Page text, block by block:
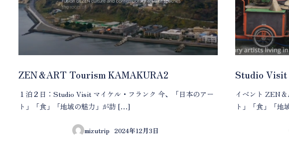
ZEN＆ART Tourism KAMAKURA2
１泊２日：Studio Visit マイケル・フランク 今、「日本のアー
ト」「食」「地域の魅力」が訪 […]
mizutrip
投稿日
2024年12月3日
Studio Visit
イベント ZEN
ト」「食」「